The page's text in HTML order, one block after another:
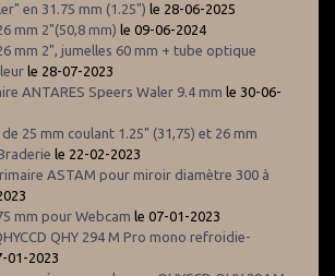
en 31.75 mm (1.25") le 28-06-2025
mm 2"(50,8 mm) le 09-06-2024
mm 2", jumelles 60 mm + tube optique
le 28-07-2023
ANTARES Speers Waler 9.4 mm le 30-06-
25 mm coulant 1.25" (31,75) et 26 mm
le 22-02-2023
ASTAM pour miroir diamètre 300 à
mm pour Webcam le 07-01-2023
QHY 294 M Pro mono refroidie-
01-2023